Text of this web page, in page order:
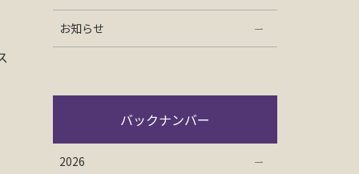
お知らせ
バックナンバー
2026